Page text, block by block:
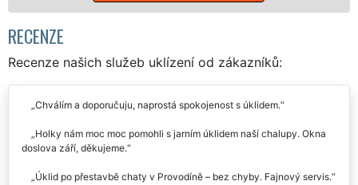
RECENZE
Recenze našich služeb uklízení od zákazníků:
Chválím a doporučuju, naprostá spokojenost s úklidem.
Holky nám moc moc pomohli s jarním úklidem naší chalupy. Okna
doslova září, děkujeme.
Úklid po přestavbě chaty v Provodíně – bez chyby. Fajnový servis.